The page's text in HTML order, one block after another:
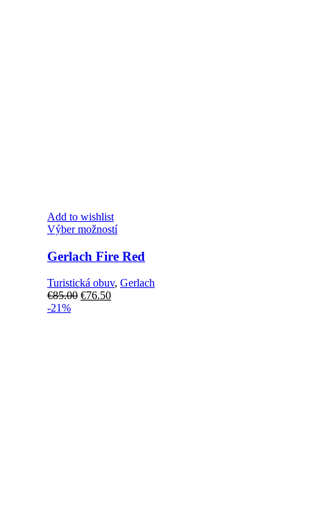
Add to wishlist
Výber možnostíTento
má
viacero
variantov.
Možnosti
Gerlach Fire Red
Turistická obuv, Gerlach
€85.00 Pôvodná
€76.50Aktuálna
-21%